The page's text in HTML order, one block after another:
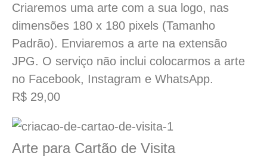
Criaremos uma arte com a sua logo, nas
dimensões 180 x 180 pixels (Tamanho
Padrão). Enviaremos a arte na extensão
JPG. O serviço não inclui colocarmos a arte
no Facebook, Instagram e WhatsApp.
R$ 29,00
Arte para Cartão de Visita